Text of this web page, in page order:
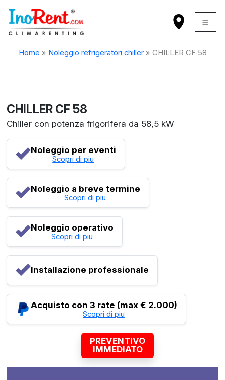
Home » Noleggio refrigeratori chiller» CHILLER CF 58
CHILLER CF 58
Chiller con potenza frigorifera da 58,5 kW
Noleggio per eventi
Scopri di piu
Noleggio a breve termine
Scopri di piu
Noleggio operativo
Scopri di piu
Installazione professionale
Acquisto con 3 rate (max € 2.000)
Scopri di piu
PREVENTIVO
IMMEDIATO